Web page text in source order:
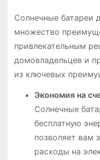
Солнечные батареи
множество
привлекательным
домовладельцев и
из ключевых
Экономия на
Солнечные
бесплатную
позволяет вам
расходы на